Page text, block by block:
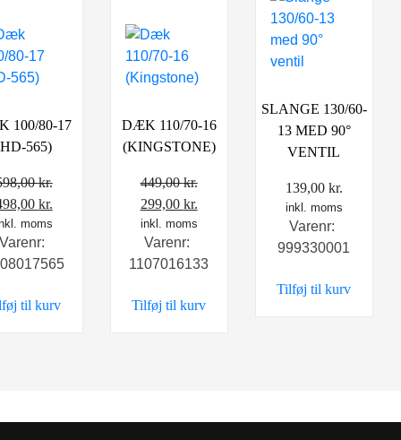
100/80-17
565)
kr.
kr.
aktuelle
er:
moms
Varenr:
til kurv
DÆK 110/70-16
(KINGSTONE)
449,00kr.
Den
oprindelige
pris
var:
299,00 kr.
aktuelle
er:
inkl. moms
Varenr:
1107016133
Tilføj til kurv
SLANGE 130/60-
13 MED 90°
VENTIL
139,00 kr.
inkl. moms
Varenr:
999330001
Tilføj til kurv